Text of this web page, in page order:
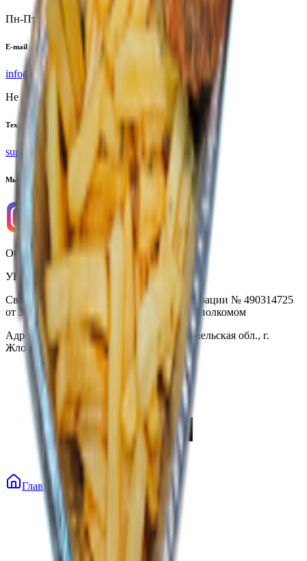
Пн-Пт: 8:00 - 17:00
E-mail
info@yoda.by
Не для электронных обращений
Тех. поддержка
support@yoda.by
Мы в соцсетях
ООО «Торговая сеть «Продмир»
УНП 490314725
Свидетельство о государственной регистрации № 490314725
от 30.05.2003г выдано Гомельским облисполкомом
Адрес: 247210, Республика Беларусь, Гомельская обл., г.
Жлобин, ул. Козлова 2-А
Главная